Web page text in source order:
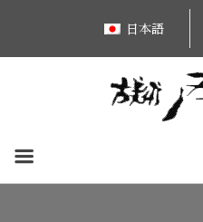
content
日本語